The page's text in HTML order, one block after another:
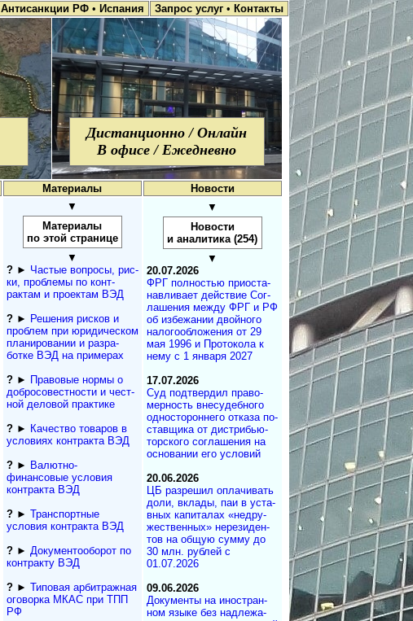
Антисанкции РФ • Испания Запрос услуг • Контакты
Дистанционно / Онлайн
В офисе / Ежедневно
Материалы Новости
▼
Материалы
по этой странице
▼
?► Частые вопросы, рис­
ки, проблемы по конт­
рактам и проектам ВЭД
?► Решения рисков и
про­блем при юридичес­ком
планирова­нии и разра­
ботке ВЭД на примерах
?► Правовые нормы о
добросовестности и чест­
ной деловой практике
?► Качество товаров в
условиях контракта ВЭД
?► Валютно-
финансовые условия
контракта ВЭД
?► Транспортные
условия контракта ВЭД
?► Документооборот по
контракту ВЭД
?► Типовая арбитражная
оговорка МКАС при ТПП
РФ
▼
Новости
и аналитика (254)
▼
20.07.2026
ФРГ полностью при­ос­та­
на­в­ли­ва­ет дей­ст­вие Со­г­
ла­ше­ния меж­ду ФРГ и РФ
об из­бе­жа­нии двой­но­го
на­ло­го­об­ло­же­ния от 29
мая 1996 и Про­то­ко­ла к
нему с 1 ян­ва­ря 2027
17.07.2026
Суд под­твер­дил пра­во­
мер­ность вне­су­деб­ного
од­но­сто­рон­не­го от­ка­за по­
с­тав­щика от дист­ри­бь­ю­
тор­с­ко­го со­г­ла­ше­ния на
ос­но­ва­нии его ус­ло­вий
20.06.2026
ЦБ разрешил опла­чи­вать
до­ли, вкла­ды, паи в ус­та­
в­ных ка­пи­та­лах «не­дру­
жест­вен­ных» не­ре­зи­ден­
тов на об­щую сум­му до
30 млн. руб­лей с
01.07.2026
09.06.2026
Документы на ино­ст­ран­
ном язы­ке без над­ле­жа­